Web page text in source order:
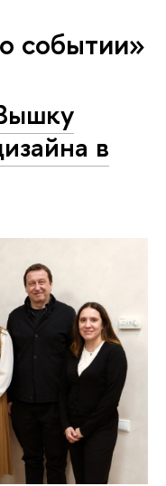
событии»
в